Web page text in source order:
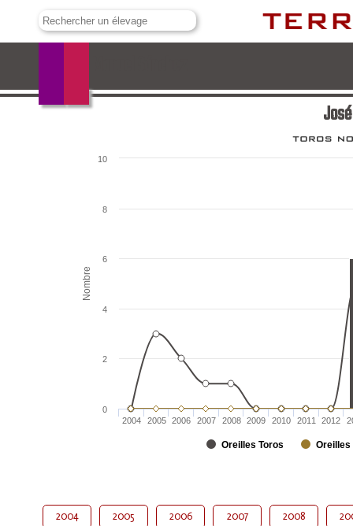
Nombre
Oreilles Toros Oreilles
2004 2005 2006 2007 2008 2009 2010 2011 2012
0
2
4
6
8
10
2004 2005 2006 2007 2008